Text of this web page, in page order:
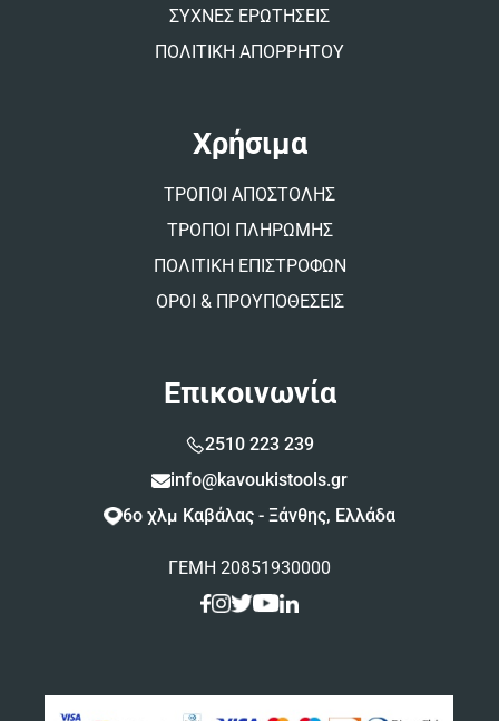
ΣΥΧΝΕΣ ΕΡΩΤΗΣΕΙΣ
ΠΟΛΙΤΙΚΗ ΑΠΟΡΡΗΤΟΥ
Χρήσιμα
ΤΡΟΠΟΙ ΑΠΟΣΤΟΛΗΣ
ΤΡΟΠΟΙ ΠΛΗΡΩΜΗΣ
ΠΟΛΙΤΙΚΗ ΕΠΙΣΤΡΟΦΩΝ
ΟΡΟΙ & ΠΡΟΥΠΟΘΕΣΕΙΣ
Επικοινωνία
2510 223 239
info@kavoukistools.gr
6ο χλμ Καβάλας - Ξάνθης, Ελλάδα
ΓΕΜΗ 20851930000